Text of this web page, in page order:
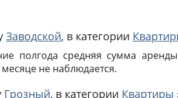
Заводской, в категории
полгода средняя сумма
не наблюдается.
Грозный, в категории Квартиры